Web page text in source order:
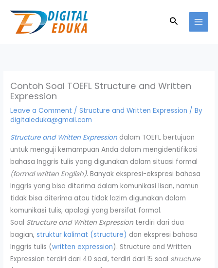
content
Search
Contoh Soal TOEFL Structure and Written
Expression
Leave a Comment /Structure and Written Expression / By
digitaleduka@gmail.com
Structure and Written Expression dalam TOEFL bertujuan
untuk menguji kemampuan Anda dalam mengidentifikasi
bahasa Inggris tulis yang digunakan dalam situasi formal
(formal written English). Banyak ekspresi-ekspresi bahasa
Inggris yang bisa diterima dalam komunikasi lisan, namun
tidak bisa diterima atau tidak lazim digunakan dalam
komunikasi tulis, apalagi yang bersifat formal.
Soal Structure and Written Expression terdiri dari dua
bagian,struktur kalimat (structure) dan ekspresi bahasa
Inggris tulis (written expression). Structure and Written
Expression terdiri dari 40 soal, terdiri dari 15 soal structure